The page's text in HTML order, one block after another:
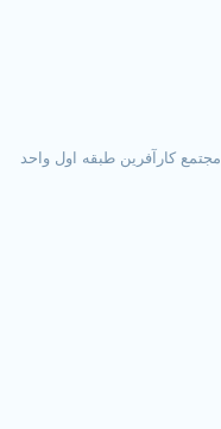
ایران - قم - بلوار خلیج فارس کوچه 16 مجتمع کارآفرین طبقه اول واحد